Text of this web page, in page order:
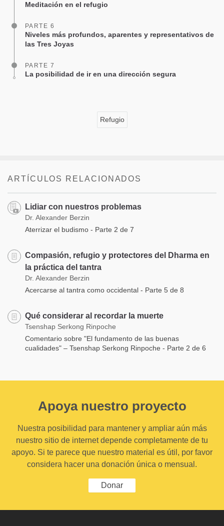
Meditación en el refugio
PARTE 6
Niveles más profundos, aparentes y representativos de
las Tres Joyas
PARTE 7
La posibilidad de ir en una dirección segura
Refugio
ARTÍCULOS RELACIONADOS
Lidiar con nuestros problemas
Dr. Alexander Berzin
Aterrizar el budismo - Parte 2 de 7
Compasión, refugio y protectores del Dharma en
la práctica del tantra
Dr. Alexander Berzin
Acercarse al tantra como occidental - Parte 5 de 8
Qué considerar al recordar la muerte
Tsenshap Serkong Rinpoche
Comentario sobre "El fundamento de las buenas
cualidades" – Tsenshap Serkong Rinpoche - Parte 2 de 6
Apoya nuestro proyecto
Nuestra posibilidad para mantener y ampliar aún más
nuestro sitio de internet depende completamente de tu
apoyo. Si te parece que nuestro material es útil, por favor
considera hacer una donación única o mensual.
Donar